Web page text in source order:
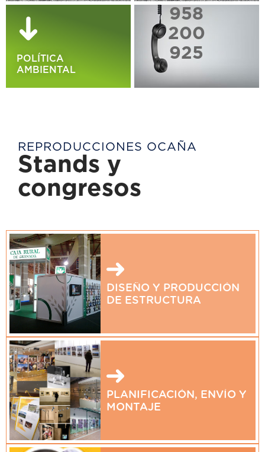
POLÍTICA
AMBIENTAL
958
200
925
REPRODUCCIONES OCAÑA
Stands y
congresos
DISEÑO Y PRODUCCIÓN
DE ESTRUCTURA
PLANIFICACIÓN, ENVÍO Y
MONTAJE